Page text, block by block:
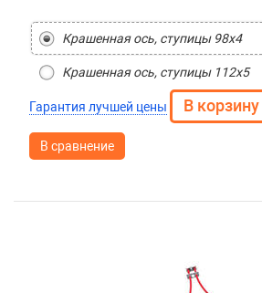
Крашенная ось, ступицы 98х4
Крашенная ось, ступицы 112х5
Гарантия лучшей цены
В сравнение